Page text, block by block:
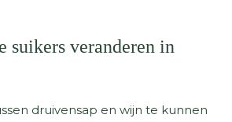
suikers veranderen in
druivensap en wijn te kunnen